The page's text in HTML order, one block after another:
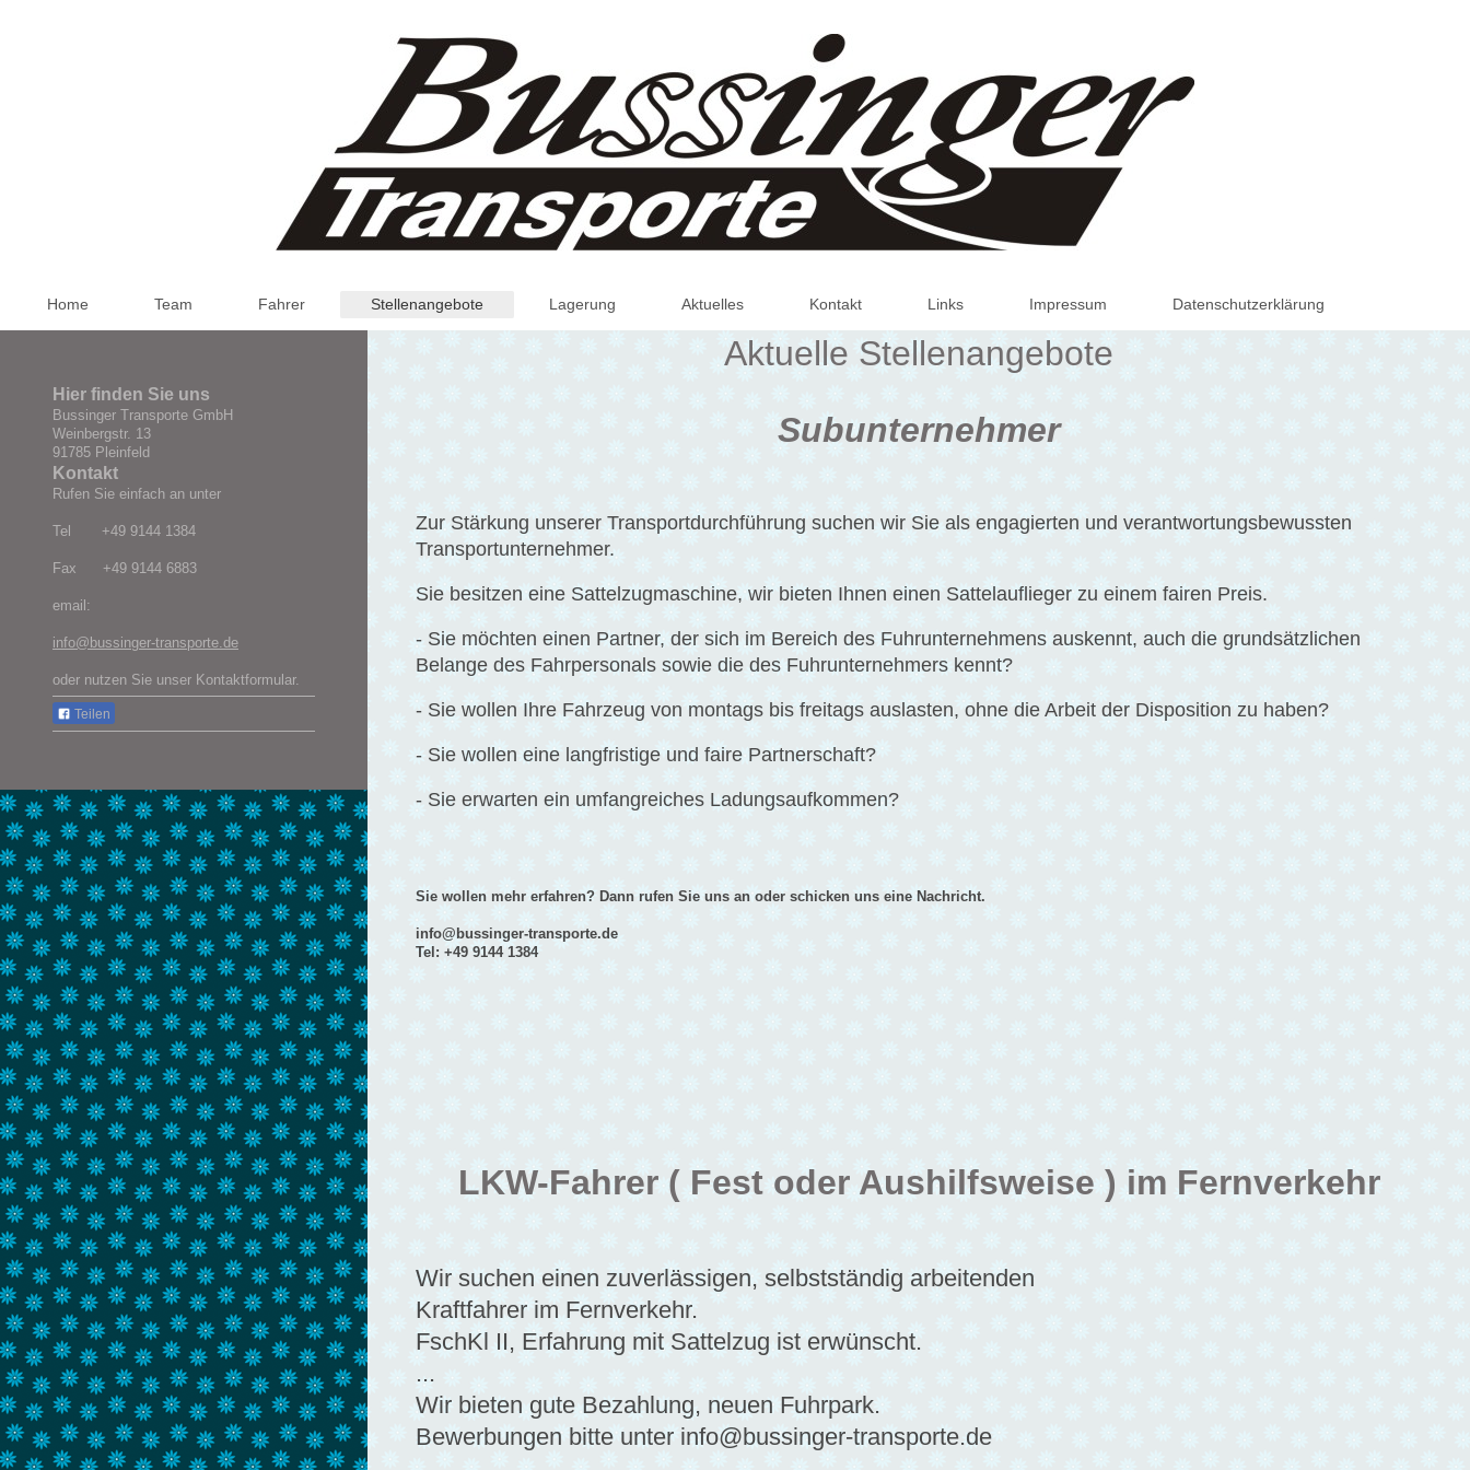
Home Team Fahrer Stellenangebote Lagerung Aktuelles Kontakt Links Impressum Datenschutzerklärung
Aktuelle Stellenangebote
Subunternehmer
Zur Stärkung unserer Transportdurchführung suchen wir Sie als engagierten und verantwortungsbewussten
Transportunternehmer.
Sie besitzen eine Sattelzugmaschine, wir bieten Ihnen einen Sattelauflieger zu einem fairen Preis.
- Sie möchten einen Partner, der sich im Bereich des Fuhrunternehmens auskennt, auch die grundsätzlichen
Belange des Fahrpersonals sowie die des Fuhrunternehmers kennt?
- Sie wollen Ihre Fahrzeug von montags bis freitags auslasten, ohne die Arbeit der Disposition zu haben?
- Sie wollen eine langfristige und faire Partnerschaft?
- Sie erwarten ein umfangreiches Ladungsaufkommen?
Sie wollen mehr erfahren? Dann rufen Sie uns an oder schicken uns eine Nachricht.
info@bussinger-transporte.de
Tel: +49 9144 1384
LKW-Fahrer ( Fest oder Aushilfsweise ) im Fernverkehr
Wir suchen einen zuverlässigen, selbstständig arbeitenden
Kraftfahrer im Fernverkehr.
FschKl II, Erfahrung mit Sattelzug ist erwünscht.
...
Wir bieten gute Bezahlung, neuen Fuhrpark.
Bewerbungen bitte unter info@bussinger-transporte.de
Hier finden Sie uns
Bussinger Transporte GmbH
Weinbergstr. 13
91785 Pleinfeld
Kontakt
Rufen Sie einfach an unter
Tel +49 9144 1384
Fax +49 9144 6883
email:
info@bussinger-transporte.de
oder nutzen Sie unser Kontaktformular.
Teilen